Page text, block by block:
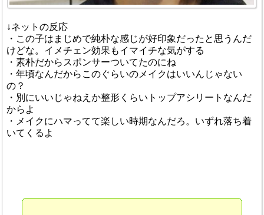
↓ネットの反応
・この子はまじめで純朴な感じが好印象だったと思うんだ
けどな。イメチェン効果もイマイチな気がする
・素朴だからスポンサーついてたのにね
・年頃なんだからこのぐらいのメイクはいいんじゃない
の？
・別にいいじゃねえか整形くらいトップアシリートなんだ
からよ
・メイクにハマってて楽しい時期なんだろ。いずれ落ち着
いてくるよ